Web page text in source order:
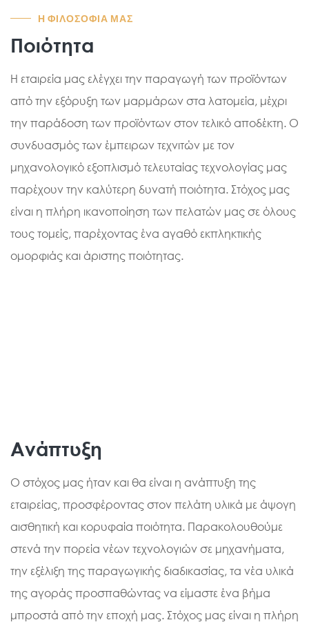
Η ΦΙΛΟΣΟΦΊΑ ΜΑΣ
Ποιότητα
Η εταιρεία μας ελέγχει την παραγωγή των προϊόντων
από την εξόρυξη των μαρμάρων στα λατομεία, μέχρι
την παράδοση των προϊόντων στον τελικό αποδέκτη. Ο
συνδυασμός των έμπειρων τεχνιτών με τον
μηχανολογικό εξοπλισμό τελευταίας τεχνολογίας μας
παρέχουν την καλύτερη δυνατή ποιότητα. Στόχος μας
είναι η πλήρη ικανοποίηση των πελατών μας σε όλους
τους τομείς, παρέχοντας ένα αγαθό εκπληκτικής
ομορφιάς και άριστης ποιότητας.
Ανάπτυξη
Ο στόχος μας ήταν και θα είναι η ανάπτυξη της
εταιρείας, προσφέροντας στον πελάτη υλικά με άψογη
αισθητική και κορυφαία ποιότητα. Παρακολουθούμε
στενά την πορεία νέων τεχνολογιών σε μηχανήματα,
την εξέλιξη της παραγωγικής διαδικασίας, τα νέα υλικά
της αγοράς προσπαθώντας να είμαστε ένα βήμα
μπροστά από την εποχή μας. Στόχος μας είναι η πλήρη